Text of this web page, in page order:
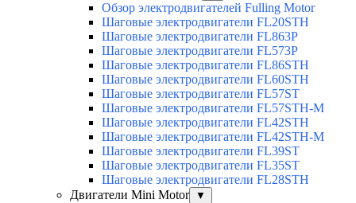
Обзор электродвигателей Fulling Motor
Шаговые электродвигатели FL20STH
Шаговые электродвигатели FL863P
Шаговые электродвигатели FL573P
Шаговые электродвигатели FL86STH
Шаговые электродвигатели FL60STH
Шаговые электродвигатели FL57ST
Шаговые электродвигатели FL57STH-M
Шаговые электродвигатели FL42STH
Шаговые электродвигатели FL42STH-M
Шаговые электродвигатели FL39ST
Шаговые электродвигатели FL35ST
Шаговые электродвигатели FL28STH
Двигатели Mini Motor
▼